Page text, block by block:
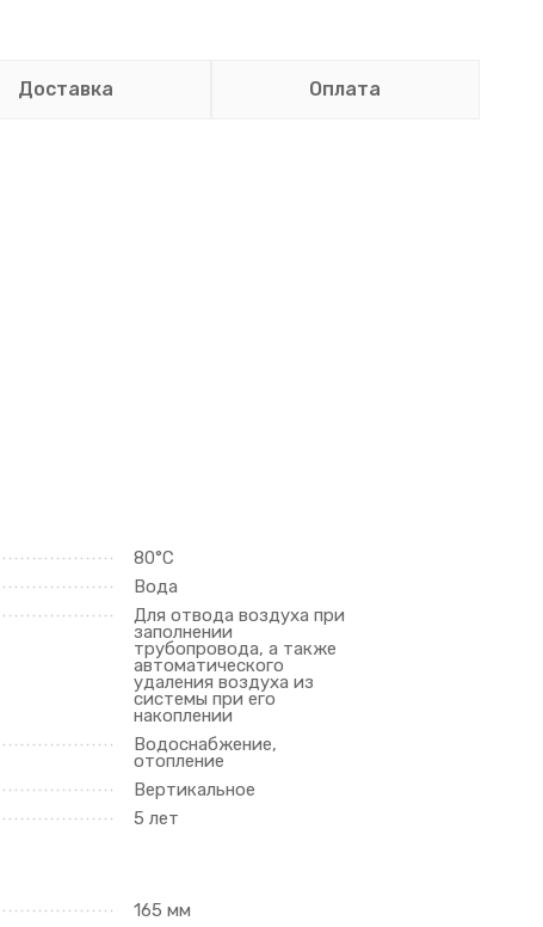
Доставка Оплата
80°C
Вода
Для отвода воздуха при
заполнении
трубопровода, а также
автоматического
удаления воздуха из
системы при его
накоплении
Водоснабжение,
отопление
Вертикальное
5 лет
165 мм